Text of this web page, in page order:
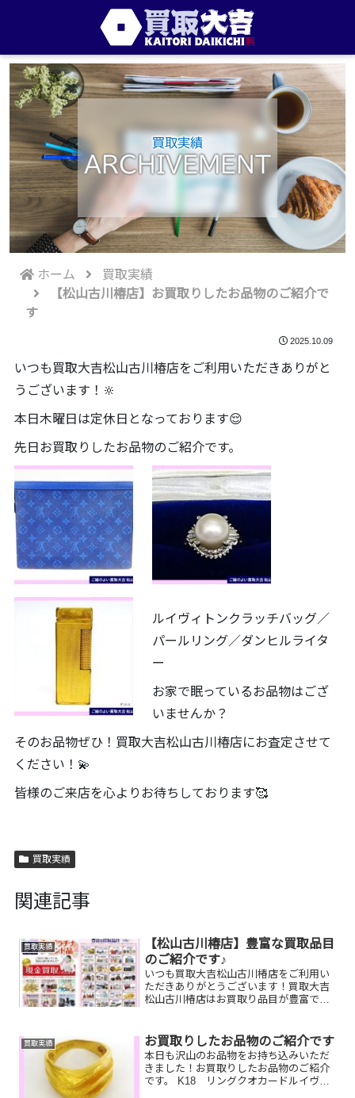
買取実績
ARCHIVEMENT
ホーム
買取実績
【松山古川椿店】お買取りしたお品物のご紹介で
す
2025.10.09
いつも買取大吉松山古川椿店をご利用いただきありがと
うございます！🔆
本日木曜日は定休日となっております😌
先日お買取りしたお品物のご紹介です。
ルイヴィトンクラッチバッグ／
パールリング／ダンヒルライタ
ー
お家で眠っているお品物はござ
いませんか？
そのお品物ぜひ！買取大吉松山古川椿店にお査定させて
ください！💫
皆様のご来店を心よりお待ちしております🥰
買取実績
関連記事
買取実績
【松山古川椿店】豊富な買取品目
のご紹介です♪
いつも買取大吉松山古川椿店をご利用い
ただきありがとうございます！買取大吉
松山古川椿店はお買取り品目が豊富で
たものや、片手でお持ちいただけるもの
ならお買取りできるお品が...
買取実績 お買取りしたお品物のご紹介です
本日も沢山のお品物をお持ち込みいただ
きました！お買取りしたお品物のご紹介
です。 K18 リングクオカードルイヴィ